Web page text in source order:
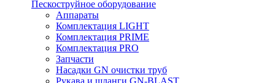
Пескоструйное оборудование
Аппараты
Комплектация LIGHT
Комплектация PRIME
Комплектация PRO
Запчасти
Насадки GN очистки труб
Рукава и шланги GN-BLAST